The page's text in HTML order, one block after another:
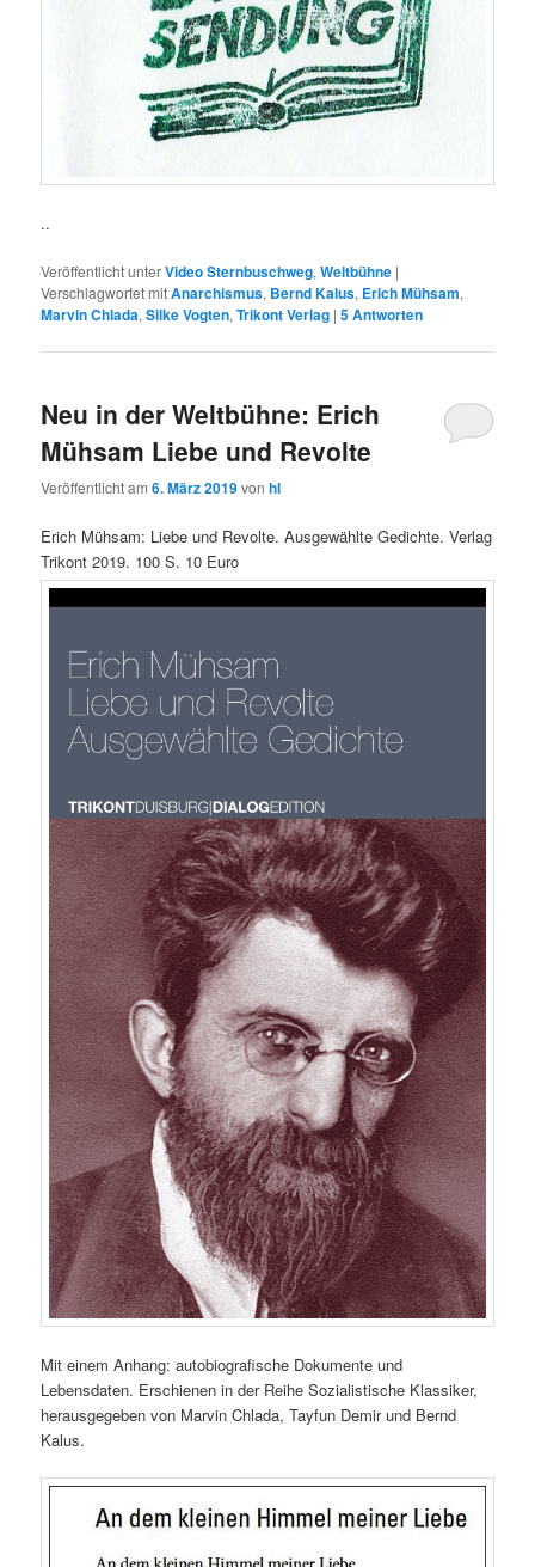
..
Veröffentlicht unterVideo Sternbuschweg,Weltbühne |
Verschlagwortet mitAnarchismus, Bernd Kalus, Erich Mühsam,
Marvin Chlada,Silke Vogten,Trikont Verlag |5Antworten
Neu in der Weltbühne: Erich
Mühsam Liebe und Revolte
Veröffentlicht am6. März 2019vonhl
Erich Mühsam: Liebe und Revolte. Ausgewählte Gedichte. Verlag
Trikont 2019. 100 S. 10 Euro
Mit einem Anhang: autobiografische Dokumente und
Lebensdaten. Erschienen in der Reihe Sozialistische Klassiker,
herausgegeben von Marvin Chlada, Tayfun Demir und Bernd
Kalus.